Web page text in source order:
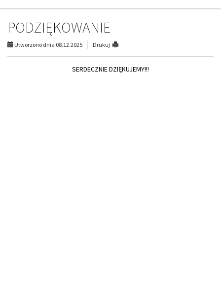
PODZIĘKOWANIE
Utworzono dnia 08.12.2025 Drukuj
SERDECZNIE DZIĘKUJEMY!!!